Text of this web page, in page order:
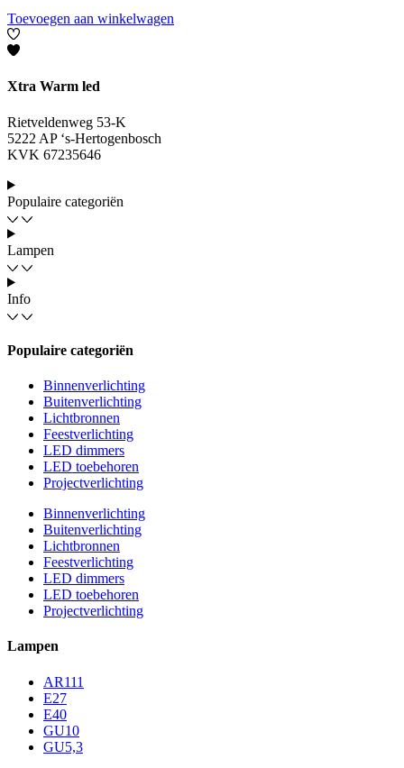
Toevoegen aan winkelwagen
Xtra Warm led
Rietveldenweg 53-K
5222 AP ‘s-Hertogenbosch
KVK 67235646
Populaire categoriën
Lampen
Info
Populaire categoriën
Binnenverlichting
Buitenverlichting
Lichtbronnen
Feestverlichting
LED dimmers
LED toebehoren
Projectverlichting
Binnenverlichting
Buitenverlichting
Lichtbronnen
Feestverlichting
LED dimmers
LED toebehoren
Projectverlichting
Lampen
AR111
E27
E40
GU10
GU5,3